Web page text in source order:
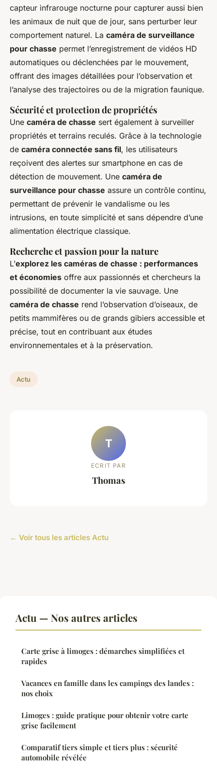
capteur infrarouge nocturne pour capturer aussi bien
les animaux de nuit que de jour, sans perturber leur
comportement naturel. La caméra de surveillance
pour chasse permet l’enregistrement de vidéos HD
automatiques ou déclenchées par le mouvement,
offrant des images détaillées pour l’observation et
l’analyse des trajectoires ou de la migration faunique.
Sécurité et protection de propriétés
Une caméra de chasse sert également à surveiller
propriétés et terrains reculés. Grâce à la technologie
de caméra connectée sans fil, les utilisateurs
reçoivent des alertes sur smartphone en cas de
détection de mouvement. Une caméra de
surveillance pour chasse assure un contrôle continu,
permettant de prévenir le vandalisme ou les
intrusions, en toute simplicité et sans dépendre d’une
alimentation électrique classique.
Recherche et passion pour la nature
L’explorez les caméras de chasse : performances
et économies offre aux passionnés et chercheurs la
possibilité de documenter la vie sauvage. Une
caméra de chasse rend l’observation d’oiseaux, de
petits mammifères ou de grands gibiers accessible et
précise, tout en contribuant aux études
environnementales et à la préservation.
Actu
T
ECRIT PAR
Thomas
← Voir tous les articles Actu
Actu — Nos autres articles
Carte grise à limoges : démarches simplifiées et
rapides
Vacances en famille dans les campings des landes :
nos choix
Limoges : guide pratique pour obtenir votre carte
grise facilement
Comparatif tiers simple et tiers plus : sécurité
automobile révélée